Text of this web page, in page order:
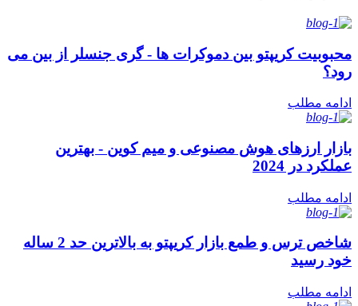
محبوبیت کریپتو بین دموکرات ها - گری جنسلر از بین می
رود؟
ادامه مطلب
بازار ارزهای هوش مصنوعی و میم کوین - بهترین
عملکرد در 2024
ادامه مطلب
شاخص ترس و طمع بازار کریپتو به بالاترین حد 2 ساله
خود رسید
ادامه مطلب